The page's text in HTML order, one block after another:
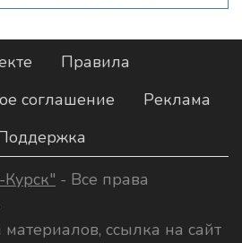
Правила
соглашение
Реклама
- Все права
ссылка на сайт